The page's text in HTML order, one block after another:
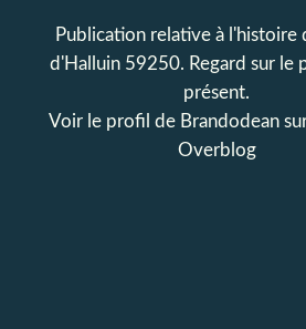
Publication relative à l'histoire
d'Halluin 59250. Regard sur le
présent.
Voir le profil de Brandodean
Overblog